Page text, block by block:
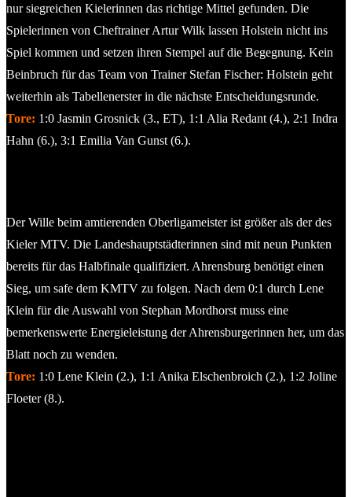
nur siegreichen Kielerinnen das richtige Mittel gefunden. Die
Spielerinnen von Cheftrainer Artur Wilk lassen Holstein nicht ins
Spiel kommen und setzen ihren Stempel auf die Begegnung. Kein
Beinbruch für das Team von Trainer Stefan Fischer: Holstein geht
weiterhin als Tabellenerster in die nächste Entscheidungsrunde.
Tore: 1:0 Jasmin Grosnick (3., ET), 1:1 Alia Redant (4.), 2:1 Indra
Hahn (6.), 3:1 Emilia Van Gunst (6.).
Der Wille beim amtierenden Oberligameister ist größer als der des
Kieler MTV. Die Landeshauptstädterinnen sind mit neun Punkten
bereits für das Halbfinale qualifiziert. Ahrensburg benötigt einen
Sieg, um safe dem KMTV zu folgen. Nach dem 0:1 durch Lene
Klein für die Auswahl von Stephan Mordhorst muss eine
bemerkenswerte Energieleistung der Ahrensburgerinnen her, um das
Blatt noch zu wenden.
Tore: 1:0 Lene Klein (2.), 1:1 Anika Elschenbroich (2.), 1:2 Joline
Floeter (8.).